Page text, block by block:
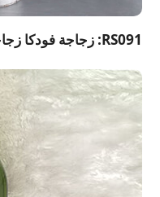
RS091: زجاجة فودكا زجاجية فارغة سعة 250 مل